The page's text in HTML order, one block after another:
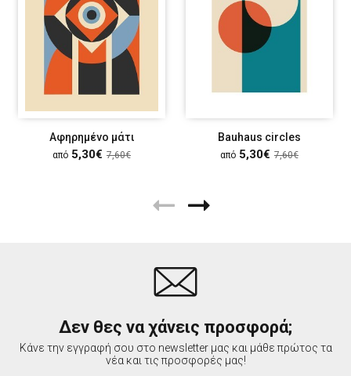
Αφηρημένο μάτι
από 5,30€ 7,60€
Bauhaus circles
από 5,30€ 7,60€
Δεν θες να χάνεις προσφορά;
Κάνε την εγγραφή σου στο newsletter μας και μάθε πρώτος τα
νέα και τις προσφορές μας!